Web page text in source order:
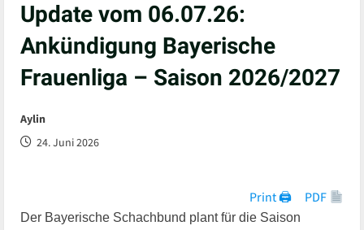
Update vom 06.07.26:
Ankündigung Bayerische
Frauenliga – Saison 2026/2027
Aylin
24. Juni 2026
Print 🖨 PDF
Der Bayerische Schachbund plant für die Saison